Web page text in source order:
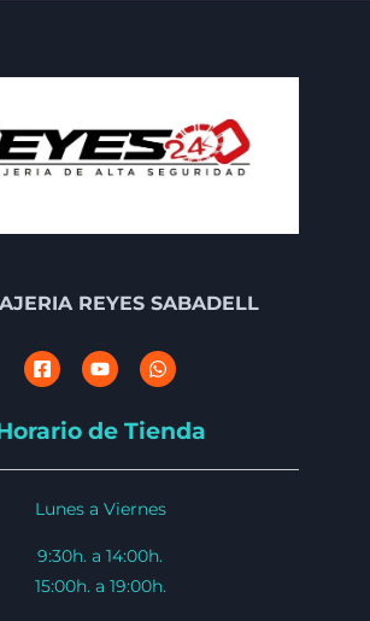
REYES SABADELL
de Tienda
Lunes a Viernes
9:30h. a 14:00h.
15:00h. a 19:00h.